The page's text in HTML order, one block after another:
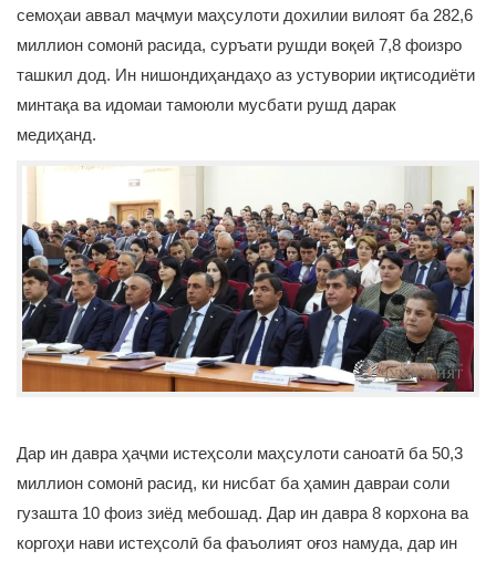
семоҳаи аввал маҷмуи маҳсулоти дохилии вилоят ба 282,6
миллион сомонӣ расида, суръати рушди воқеӣ 7,8 фоизро
ташкил дод. Ин нишондиҳандаҳо аз устувории иқтисодиёти
минтақа ва идомаи тамоюли мусбати рушд дарак
медиҳанд.
Дар ин давра ҳаҷми истеҳсоли маҳсулоти саноатӣ ба 50,3
миллион сомонӣ расид, ки нисбат ба ҳамин давраи соли
гузашта 10 фоиз зиёд мебошад. Дар ин давра 8 корхона ва
коргоҳи нави истеҳсолӣ ба фаъолият оғоз намуда, дар ин